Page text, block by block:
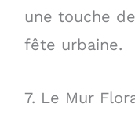
une touche
fête urbaine.
7. Le Mur